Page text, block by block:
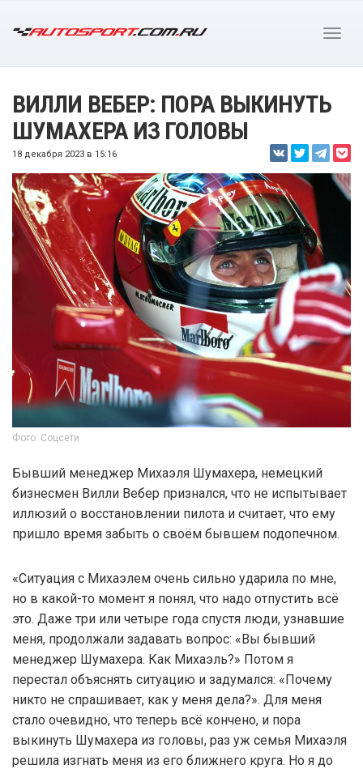
ВИЛЛИ ВЕБЕР: ПОРА ВЫКИНУТЬ
ШУМАХЕРА ИЗ ГОЛОВЫ
18 декабря 2023 в 15:16
Фото: Соцсети
Бывший менеджер Михаэля Шумахера, немецкий
бизнесмен Вилли Вебер признался, что не испытывает
иллюзий о восстановлении пилота и считает, что ему
пришло время забыть о своём бывшем подопечном.
«Ситуация с Михаэлем очень сильно ударила по мне,
но в какой-то момент я понял, что надо отпустить всё
это. Даже три или четыре года спустя люди, узнавшие
меня, продолжали задавать вопрос: «Вы бывший
менеджер Шумахера. Как Михаэль?» Потом я
перестал объяснять ситуацию и задумался: «Почему
никто не спрашивает, как у меня дела?». Для меня
стало очевидно, что теперь всё кончено, и пора
выкинуть Шумахера из головы, раз уж семья Михаэля
решила изгнать меня из его ближнего круга. Но я до